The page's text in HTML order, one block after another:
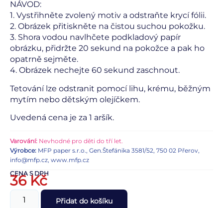
NÁVOD:
1. Vystřihněte zvolený motiv a odstraňte krycí fólii.
2. Obrázek přitiskněte na čistou suchou pokožku.
3. Shora vodou navlhčete podkladový papír
obrázku, přidržte 20 sekund na pokožce a pak ho
opatrně sejměte.
4. Obrázek nechejte 60 sekund zaschnout.
Tetování lze odstranit pomocí lihu, krému, běžným
mytím nebo dětským olejíčkem.
Uvedená cena je za 1 aršík.
Varování: Nevhodné pro děti do tří let.
Výrobce: MFP paper s.r.o., Gen.Štefánika 3581/52, 750 02 Přerov,
info@mfp.cz, www.mfp.cz
CENA S DPH
36Kč
Přidat do košíku